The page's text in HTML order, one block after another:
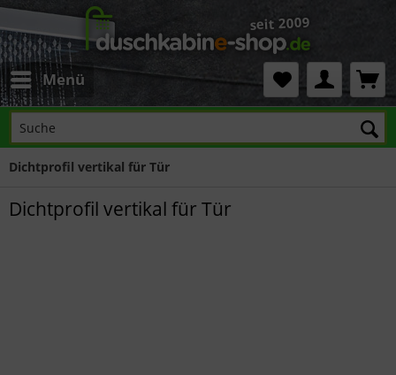
Menü
Dichtprofil vertikal für Tür
Dichtprofil vertikal für Tür